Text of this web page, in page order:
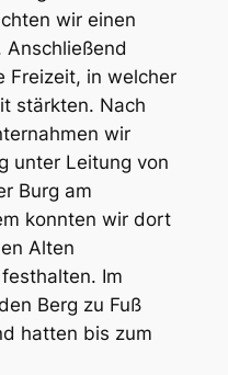
wir einen
Anschließend
Freizeit, in welcher
stärkten. Nach
wir
unter Leitung von
Burg am
konnten wir dort
Alten
Im
Berg zu Fuß
hatten bis zum